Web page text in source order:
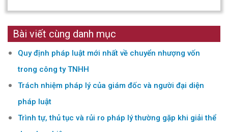
Bài viết cùng danh mục
Quy định pháp luật mới nhất về chuyển nhượng vốn
trong công ty TNHH
Trách nhiệm pháp lý của giám đốc và người đại diện
pháp luật
Trình tự, thủ tục và rủi ro pháp lý thường gặp khi giải thể